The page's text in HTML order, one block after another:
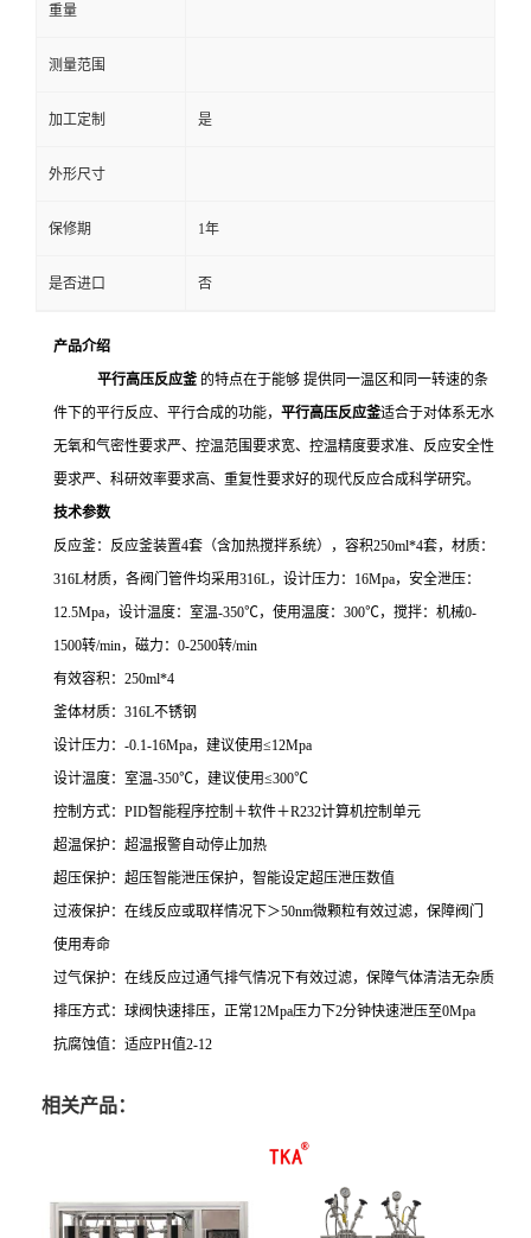
重量
测量范围
加工定制 是
外形尺寸
保修期 1年
是否进口 否
产品介绍
平行高压反应釜的特点在于能够 提供同一温区和同一转速的条
件下的平行反应、平行合成的功能， 平行高压反应釜适合于对体系无水
无氧和气密性要求严、控温范围要求宽、控温精度要求准、反应安全性
要求严、科研效率要求高、重复性要求好的现代反应合成科学研究。
技术参数
反应釜：反应釜装置4套（含加热搅拌系统），容积250ml*4套，材质：
316L材质，各阀门管件均采用316L，设计压力：16Mpa，安全泄压：
12.5Mpa，设计温度：室温-350℃，使用温度：300℃，搅拌：机械0-
1500转/min，磁力：0-2500转/min
有效容积：250ml*4
釜体材质：316L不锈钢
设计压力：-0.1-16Mpa，建议使用≤12Mpa
设计温度：室温-350℃，建议使用≤300℃
控制方式：PID智能程序控制＋软件＋R232计算机控制单元
超温保护：超温报警自动停止加热
超压保护：超压智能泄压保护，智能设定超压泄压数值
过液保护：在线反应或取样情况下＞50nm微颗粒有效过滤，保障阀门
使用寿命
过气保护：在线反应过通气排气情况下有效过滤，保障气体清洁无杂质
排压方式：球阀快速排压，正常12Mpa压力下2分钟快速泄压至0Mpa
抗腐蚀值：适应PH值2-12
相关产品：